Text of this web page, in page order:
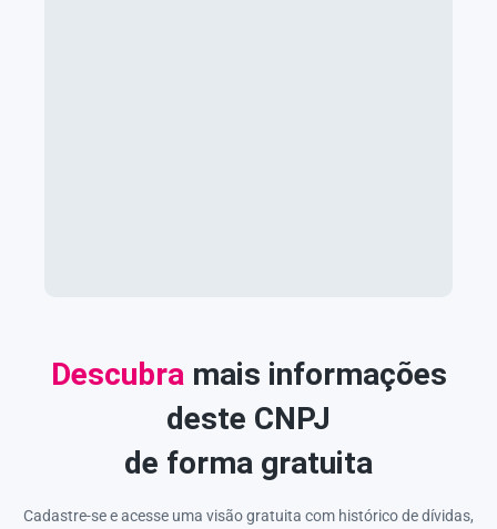
Descubramais informações
deste CNPJ
de forma gratuita
Cadastre-se e acesse uma visão gratuita com histórico de dívidas,